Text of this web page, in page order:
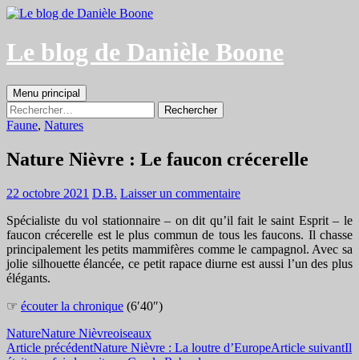
Aller
contenu
Le blog de Danièle Boone
Recherche
Menu principal
Rechercher :
Faune, Natures
Nature Nièvre : Le faucon crécerelle
22 octobre 2021 D.B. Laisser un commentaire
Spécialiste du vol stationnaire – on dit qu’il fait le saint Esprit – le
faucon crécerelle est le plus commun de tous les faucons. Il chasse
principalement les petits mammifères comme le campagnol. Avec sa
jolie silhouette élancée, ce petit rapace diurne est aussi l’un des plus
élégants.
☞ écouter la chronique (6′40″)
NatureNature Nièvreoiseaux
Navigation
Article précédentNature Nièvre : La loutre d’EuropeArticle suivantIl